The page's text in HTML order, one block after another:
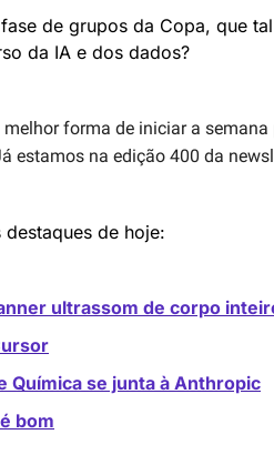
de grupos da Copa, que
da IA e dos dados?
melhor forma de iniciar a
estamos na edição 400 da
de hoje:
ultrassom de corpo
Química se junta à Anthropic
bom